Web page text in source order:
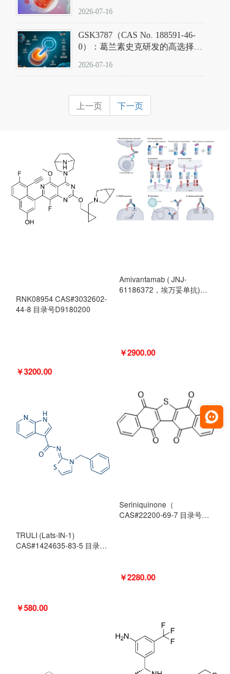
2026-07-16
GSK3787（CAS No. 188591-46-
0）：葛兰素史克研发的高选择
抗剂，被广泛视为研究PPARδ核
靶点药理机制的金标准化学探
针。
2026-07-16
上一页 下一页
RNK08954 CAS#3032602-
44-8 目录号D9180200
￥3200.00
TRULI (Lats-IN-1)
CAS#1424635-83-5 目录号
￥580.00
Amivantamab ( JNJ-
61186372，埃万妥单抗)
￥2900.00
Seriniquinone（
CAS#22200-69-7 目录号
￥2280.00